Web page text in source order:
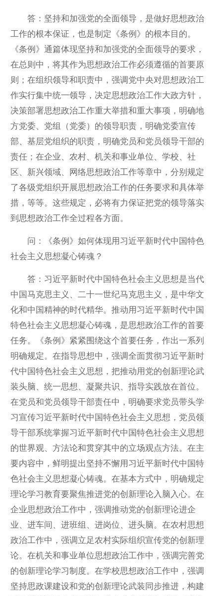
答：坚持和加强党的全面领导，是做好思想政治
工作的根本保证，也是制定《条例》的根本目的。
《条例》通篇体现坚持和加强党的全面领导的要求，
在总则中，将其作为思想政治工作必须遵循的首要原
则；在组织领导和职责中，强调党中央对思想政治工
作实行集中统一领导，决定思想政治工作大政方针，
决策部署思想政治工作重大举措和重大事项，明确地
方党委、党组（党委）的领导职责，明确党委宣传
部、基层党组织的职责，明确党员和党员领导干部的
责任；在企业、农村、机关和事业单位、学校、社
区、新兴领域、网络思想政治工作等章中，分别规定
了各级党组织开展思想政治工作的任务要求和具体举
措，等等。这些规定，必将有力保证把党的领导落实
到思想政治工作全过程各方面。
问：《条例》如何体现用习近平新时代中国特色
社会主义思想凝心铸魂？
答：习近平新时代中国特色社会主义思想是当代
中国马克思主义、二十一世纪马克思主义，是中华文
化和中国精神的时代精华。推动用习近平新时代中国
特色社会主义思想凝心铸魂，是思想政治工作的首要
任务。《条例》紧紧围绕这个首要任务，作出一系列
明确规定。在指导思想中，强调全面贯彻习近平新时
代中国特色社会主义思想，把推动用党的创新理论武
装头脑、统一思想、凝聚共识、指导实践放在首位。
在党员和党员领导干部责任中，明确要求党员带头学
习宣传习近平新时代中国特色社会主义思想，党员领
导干部系统掌握习近平新时代中国特色社会主义思想
的世界观、方法论和贯穿其中的立场观点方法。在主
要内容中，鲜明提出坚持不懈用习近平新时代中国特
色社会主义思想凝心铸魂。在基本方式中，明确规定
理论学习教育要聚焦推进党的创新理论入脑入心。在
企业思想政治工作中，强调推动党的创新理论进企
业、进车间、进班组、进岗位、进头脑。在农村思想
政治工作中，强调立足农村实际组织宣传党的创新理
论。在机关和事业单位思想政治工作中，强调完善党
的创新理论学习制度。在学校思想政治工作中，强调
坚持思政课建设和党的创新理论武装同步推进，构建